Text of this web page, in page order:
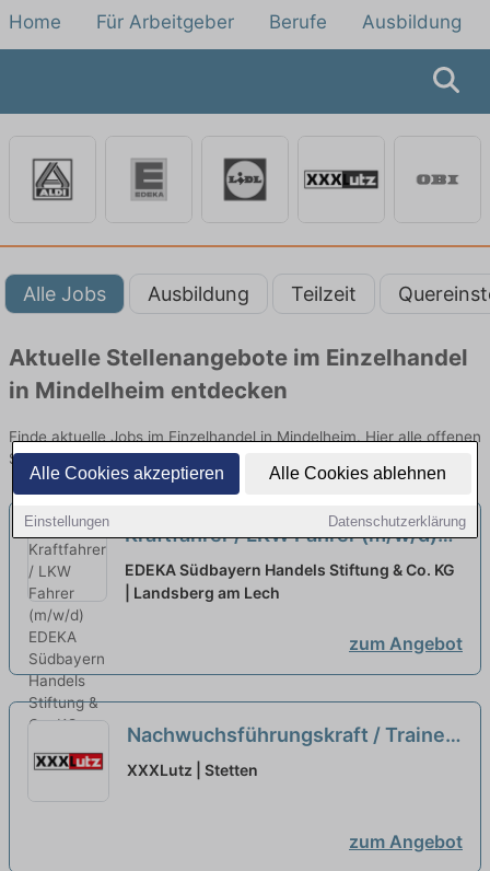
Alle Cookies akzeptieren Alle Cookies ablehnen
Einstellungen Datenschutzerklärung
Home Für Arbeitgeber Berufe Ausbildung
Alle Jobs Ausbildung Teilzeit
Aktuelle Stellenangebote im Einzelhandel
in Mindelheim entdecken
Finde aktuelle Jobs im Einzelhandel in Mindelheim. Hier alle offenen
Stellenangebote im Verkauf, Vertrieb und Handel vergleichen.
Kraftfahrer / LKW Fahrer (m/w/d)
neu
EDEKA Südbayern Handels Stiftung & Co. KG
| Landsberg am Lech
zum Angebot
Nachwuchsführungskraft / Trainee
Logistik (m/w/d)...
XXXLutz | Stetten
zum Angebot